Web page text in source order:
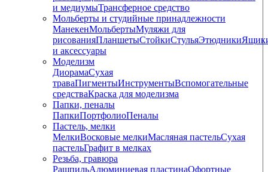
и медиумыТрансферное средство
Мольберты и студийные принадлежности
МанекенМольбертыМуляжи для
рисованияПланшетыСтойкиСтульяЭтюдники
и аксессуары
Моделизм
ДиорамаСухая
траваПигментыИнструментыВспомогательные
средстваКраска для моделизма
Папки, пеналы
ПапкиПортфолиоПеналы
Пастель, мелки
МелкиВосковые мелкиМасляная пастельСухая
пастельГрафит в мелках
Резьба, гравюра
РашпильАлюминиевая пластинаОфортные